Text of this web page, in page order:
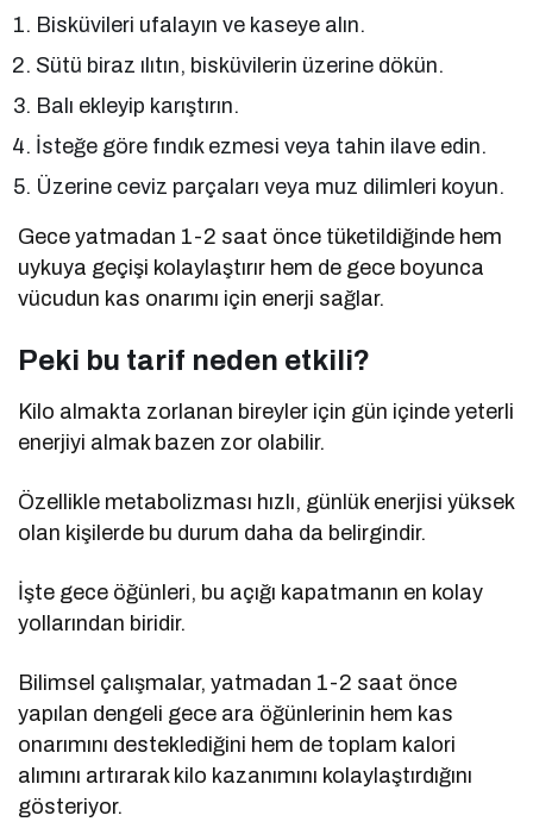
Bisküvileri ufalayın ve kaseye alın.
Sütü biraz ılıtın, bisküvilerin üzerine dökün.
Balı ekleyip karıştırın.
İsteğe göre fındık ezmesi veya tahin ilave edin.
Üzerine ceviz parçaları veya muz dilimleri koyun.
Gece yatmadan 1-2 saat önce tüketildiğinde hem
uykuya geçişi kolaylaştırır hem de gece boyunca
vücudun kas onarımı için enerji sağlar.
Peki bu tarif neden etkili?
Kilo almakta zorlanan bireyler için gün içinde yeterli
enerjiyi almak bazen zor olabilir.
Özellikle metabolizması hızlı, günlük enerjisi yüksek
olan kişilerde bu durum daha da belirgindir.
İşte gece öğünleri, bu açığı kapatmanın en kolay
yollarından biridir.
Bilimsel çalışmalar, yatmadan 1-2 saat önce
yapılan dengeli gece ara öğünlerinin hem kas
onarımını desteklediğini hem de toplam kalori
alımını artırarak kilo kazanımını kolaylaştırdığını
gösteriyor.